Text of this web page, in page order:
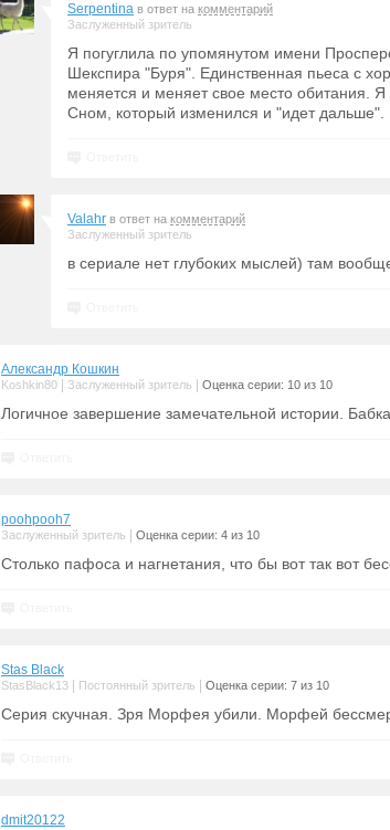
Serpentina в ответ на комментарий
Заслуженный зритель
Я погуглила по упомянутом имени
Шекспира "Буря". Единственная пьеса с
меняется и меняет свое место обитания.
Сном, который изменился и "идет дальше".
Valahr в ответ на комментарий
Заслуженный зритель
в сериале нет глубоких мыслей) там
Александр Кошкин
Koshkin80 Заслуженный зритель Оценка серии: 10 из 10
Логичное завершение замечательной истории.
poohpooh7
Заслуженный зритель Оценка серии: 4 из 10
Столько пафоса и нагнетания, что бы вот так вот
Stas Black
StasBlack13 Постоянный зритель Оценка серии: 7 из 10
Серия скучная. Зря Морфея убили. Морфей
dmit20122